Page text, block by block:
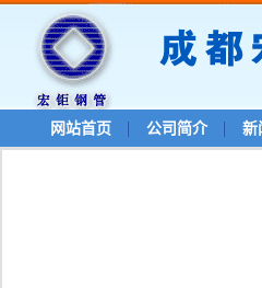
网站首页 公司简介 新